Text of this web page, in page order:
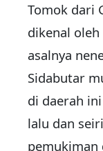
Tomok dari
dikenal
asalnya
Sidabutar
di daerah
lalu dan
pemukiman